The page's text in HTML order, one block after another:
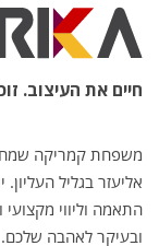
חיים את העיצוב.
משפחת קמריקה
אליעזר בגליל
התאמה וליווי
ובעיקר לאהבה שלכם.